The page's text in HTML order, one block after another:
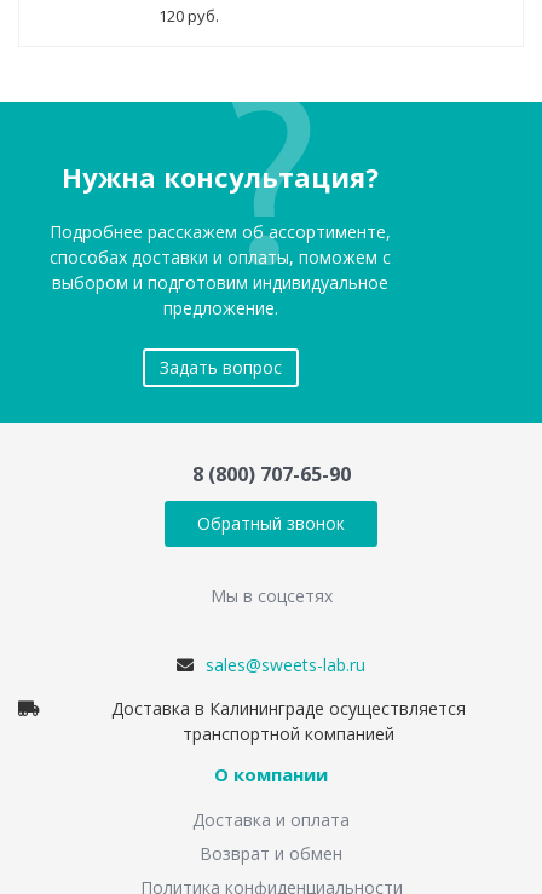
120 руб.
Нужна консультация?
Подробнее расскажем об ассортименте,
способах доставки и оплаты, поможем с
выбором и подготовим индивидуальное
предложение.
Задать вопрос
8 (800) 707-65-90
Обратный звонок
Мы в соцсетях
sales@sweets-lab.ru
Доставка в Калининграде осуществляется
транспортной компанией
О компании
Доставка и оплата
Возврат и обмен
Политика конфиденциальности